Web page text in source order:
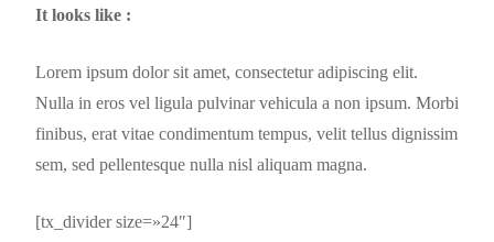
It looks like :
Lorem ipsum dolor sit amet, consectetur adipiscing elit.
Nulla in eros vel ligula pulvinar vehicula a non ipsum. Morbi
finibus, erat vitae condimentum tempus, velit tellus dignissim
sem, sed pellentesque nulla nisl aliquam magna.
[tx_divider size=»24″]